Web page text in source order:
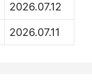
2026.07.12
2026.07.11